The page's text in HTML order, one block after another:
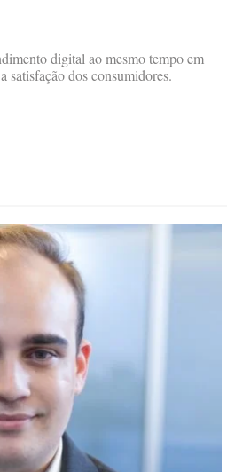
digital ao mesmo tempo em
satisfação dos consumidores.